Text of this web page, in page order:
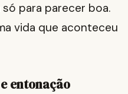
para parecer boa.
vida que aconteceu
entonação